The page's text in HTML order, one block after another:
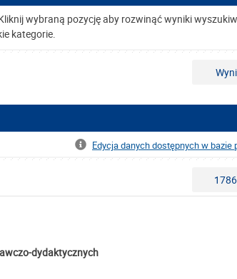
wybraną pozycję aby rozwinąć wyniki
kategorie.
Edycja danych dostępnych w bazie
dydaktycznych